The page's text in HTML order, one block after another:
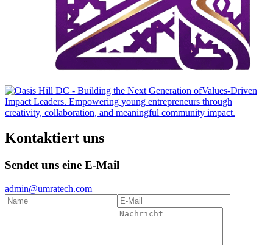
Kontaktiert uns
Sendet uns eine E-Mail
admin@umratech.com